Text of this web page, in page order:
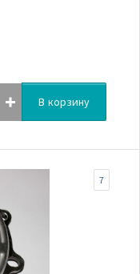
В корзину
7